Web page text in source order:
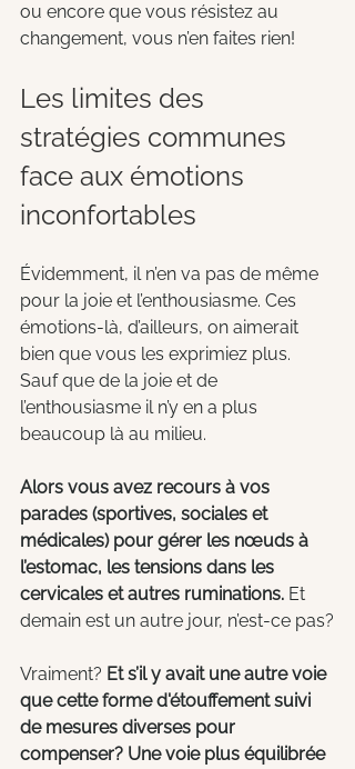
ou encore que vous résistez au
changement, vous n’en faites rien!
Les limites des
stratégies communes
face aux émotions
inconfortables
Évidemment, il n’en va pas de même
pour la joie et l’enthousiasme. Ces
émotions-là, d’ailleurs, on aimerait
bien que vous les exprimiez plus.
Sauf que de la joie et de
l’enthousiasme il n’y en a plus
beaucoup là au milieu.
Alors vous avez recours à vos
parades (sportives, sociales et
médicales) pour gérer les nœuds à
l’estomac, les tensions dans les
cervicales et autres ruminations. Et
demain est un autre jour, n’est-ce pas?
Vraiment? Et s’il y avait une autre voie
que cette forme d'étouffement suivi
de mesures diverses pour
compenser? Une voie plus équilibrée